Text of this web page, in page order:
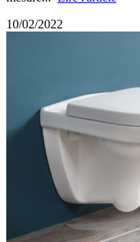
10/02/2022